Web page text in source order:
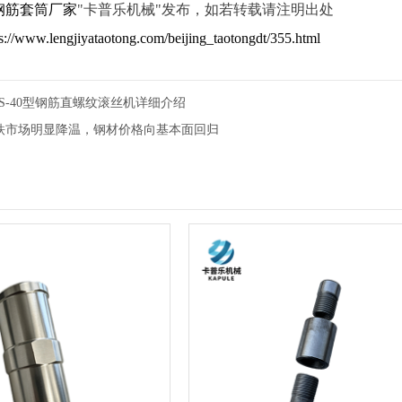
筋套筒厂家"卡普乐机械"发布，如若转载请注明出处
www.lengjiyataotong.com/beijing_taotongdt/355.html
40型钢筋直螺纹滚丝机详细介绍
市场明显降温，钢材价格向基本面回归